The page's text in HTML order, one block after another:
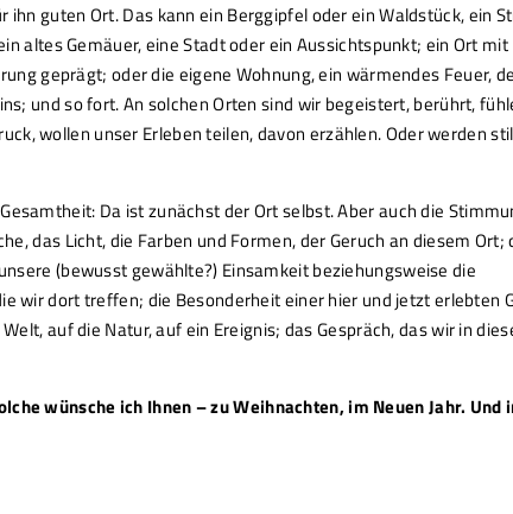
guten Ort. Das kann ein Berggipfel oder ein Waldstück, ein
altes Gemäuer, eine Stadt oder ein Aussichtspunkt; ein Ort mit
geprägt; oder die eigene Wohnung, ein wärmendes Feuer,
und so fort. An solchen Orten sind wir begeistert, berührt,
wollen unser Erleben teilen, davon erzählen. Oder werden
Da ist zunächst der Ort selbst. Aber auch die
das Licht, die Farben und Formen, der Geruch an diesem Ort;
(bewusst gewählte?) Einsamkeit beziehungsweise die
wir dort treffen; die Besonderheit einer hier und jetzt erlebten
auf die Natur, auf ein Ereignis; das Gespräch, das wir in
wünsche ich Ihnen – zu Weihnachten, im Neuen Jahr. Und